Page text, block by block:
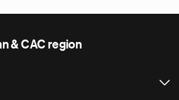
& CAC region